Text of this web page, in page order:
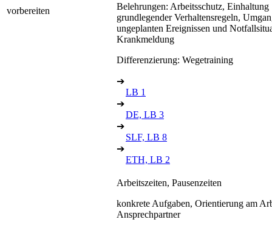
vorbereiten
Belehrungen: Arbeitsschutz, Einhaltung
grundlegender Verhaltensregeln,
ungeplanten Ereignissen und
Krankmeldung
Differenzierung: Wegetraining
➔
LB 1
➔
DE, LB 3
➔
SLF, LB 8
➔
ETH, LB 2
Arbeitszeiten, Pausenzeiten
konkrete Aufgaben, Orientierung am
Ansprechpartner